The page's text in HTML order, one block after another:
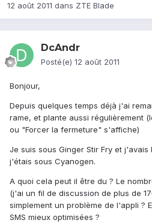
12 août 2011 dans ZTE Blade
DcAndr
Posté(e) 12 août 2011
Bonjour,
Depuis quelques temps déjà j'ai
rame, et plante aussi régulièrement
ou "Forcer la fermeture" s'affiche)
Je suis sous Ginger Stir Fry et
j'étais sous Cyanogen.
A quoi cela peut il être du ? Le
(j'ai un fil de discussion de plus de
simplement un problème de l'appli ?
SMS mieux optimisées ?